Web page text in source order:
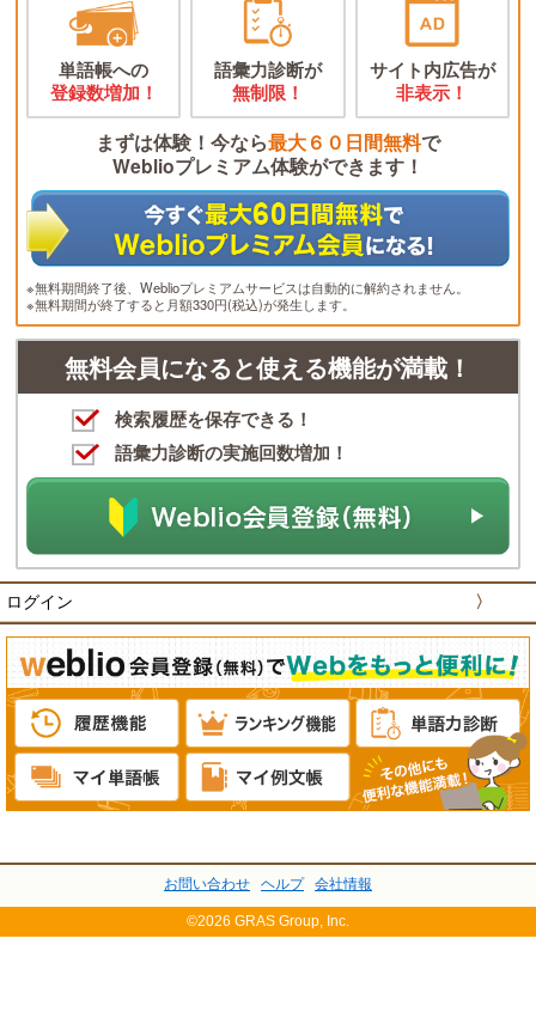
単語帳への
登録数増加！
語彙力診断が
無制限！
サイト内広告が
非表示！
まずは体験！今なら最大６０日間無料で
Weblioプレミアム体験ができます！
※無料期間終了後、Weblioプレミアムサービスは自動的に解約されません。
※無料期間が終了すると月額330円(税込)が発生します。
無料会員になると使える機能が満載！
検索履歴を保存できる！
語彙力診断の実施回数増加！
ログイン 〉
お問い合わせ ヘルプ 会社情報
©2026 GRAS Group, Inc.